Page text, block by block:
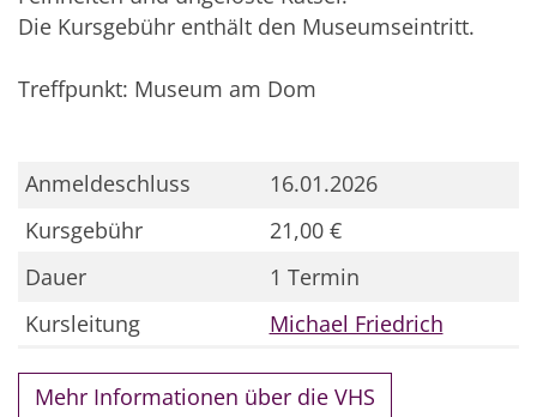
Die Kursgebühr enthält den Museumseintritt.
Treffpunkt: Museum am Dom
Anmeldeschluss
16.01.2026
Kursgebühr
21,00 €
Dauer
1 Termin
Kursleitung
Michael Friedrich
Mehr Informationen über die VHS